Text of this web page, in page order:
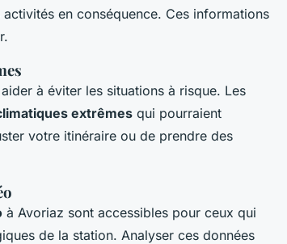
en conséquence. Ces informations
à éviter les situations à risque. Les
extrêmes qui pourraient
votre itinéraire ou de prendre des
à Avoriaz sont accessibles pour ceux qui
de la station. Analyser ces données